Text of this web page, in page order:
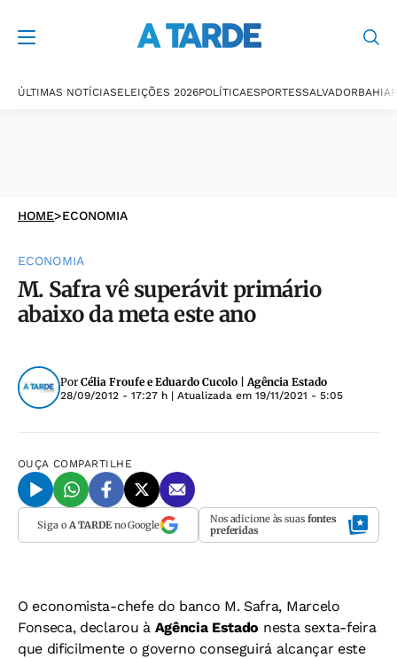
ÚLTIMAS NOTÍCIASELEIÇÕES 2026POLÍTICAESPORTESSALVADORBAHIA
HOME>ECONOMIA
ECONOMIA
M. Safra vê superávit primário
abaixo da meta este ano
Por Célia Froufe e Eduardo Cucolo | Agência Estado
28/09/2012 - 17:27 h | Atualizada em 19/11/2021 - 5:05
OUÇA COMPARTILHE
Siga o A TARDEno Google Nos adicione às suas fontes
preferidas
O economista-chefe do banco M. Safra, Marcelo
Fonseca, declarou à Agência Estado nesta sexta-feira
que dificilmente o governo conseguirá alcançar este